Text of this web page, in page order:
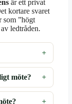
är ett privat
kortare svaret
som ”högt
ledtråden.
möte?